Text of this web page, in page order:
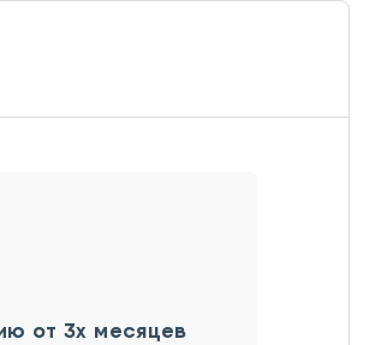
от 3х месяцев